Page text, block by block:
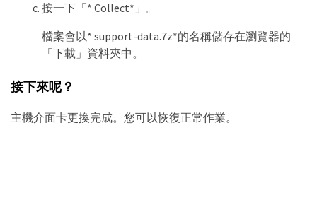
按一下「* Collect*」。
檔案會以* support-data.7z*的名稱儲存在瀏覽器的
「下載」資料夾中。
接下來呢？
主機介面卡更換完成。您可以恢復正常作業。